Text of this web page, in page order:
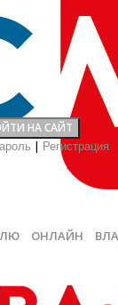
Регистрация
ОНЛАЙН